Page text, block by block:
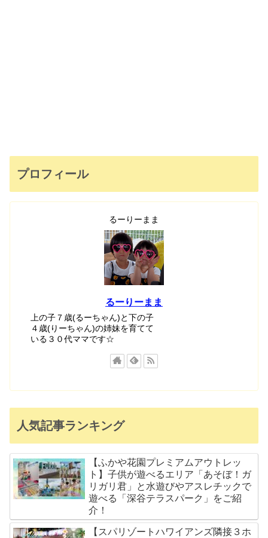
プロフィール
るーりーまま
るーりーまま
上の子７歳(るーちゃん)と下の子
４歳(りーちゃん)の姉妹を育てて
いる３０代ママです☆
人気記事ランキング
【ふかや花園プレミアムアウトレッ
ト】子供が遊べるエリア「あそぼ！ガ
リガリ君」と水遊びやアスレチックで
遊べる「深谷テラスパーク」をご紹
介！
【スパリゾートハワイアンズ隣接３ホ